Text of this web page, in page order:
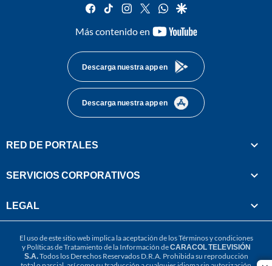
facebook
tiktok instagram
twitterwhatsapp
google
Más contenido en
youtube-
Descarga nuestra app en
Descarga nuestra app en
RED DE PORTALES
SERVICIOS CORPORATIVOS
LEGAL
El uso de este sitio web implica la aceptación de losTérminos y condiciones
y Políticas de Tratamiento de la Información deCARACOL TELEVISIÓN
S.A.Todos los Derechos Reservados D.R.A. Prohibida su reproducción